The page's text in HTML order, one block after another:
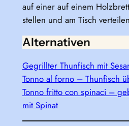
auf einer auf einem
stellen und am Tisch
Alternativen
Gegrillter Thunfisch mit
Tonno al forno – Thunfisch
Tonno fritto con spinaci –
mit Spinat